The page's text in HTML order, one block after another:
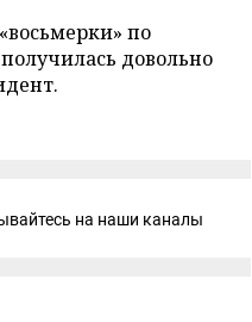
по
довольно
на наши каналы